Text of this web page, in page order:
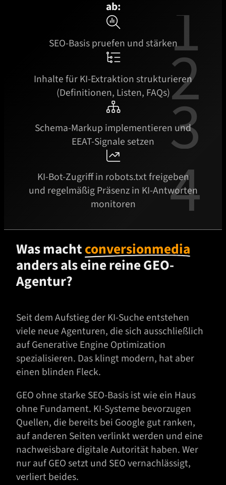
ab:

SEO-Basis pruefen und stärken

Inhalte für KI-Extraktion strukturieren
(Definitionen, Listen, FAQs)

Schema-Markup implementieren und
EEAT-Signale setzen

KI-Bot-Zugriff in robots.txt freigeben
und regelmäßig Präsenz in KI-Antworten
monitoren
Was machtconversionmedia
anders als eine reine GEO-
Agentur?
Seit dem Aufstieg der KI-Suche entstehen
viele neue Agenturen, die sich ausschließlich
auf Generative Engine Optimization
spezialisieren. Das klingt modern, hat aber
einen blinden Fleck.
GEO ohne starke SEO-Basis ist wie ein Haus
ohne Fundament. KI-Systeme bevorzugen
Quellen, die bereits bei Google gut ranken,
auf anderen Seiten verlinkt werden und eine
nachweisbare digitale Autorität haben. Wer
nur auf GEO setzt und SEO vernachlässigt,
verliert beides.